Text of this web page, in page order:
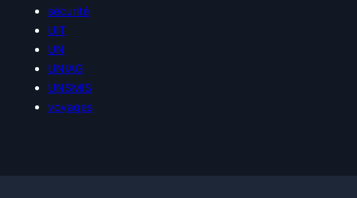
sécurité
UIT
UN
UNIAG
UNSMIS
voyages